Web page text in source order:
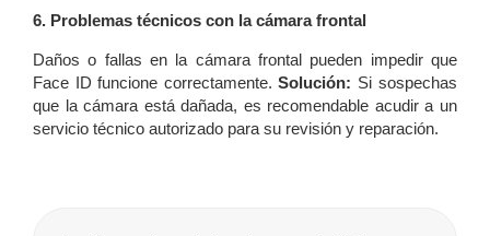
6. Problemas técnicos con la cámara frontal
Daños o fallas en la cámara frontal pueden impedir que
Face ID funcione correctamente. Solución: Si sospechas
que la cámara está dañada, es recomendable acudir a un
servicio técnico autorizado para su revisión y reparación.